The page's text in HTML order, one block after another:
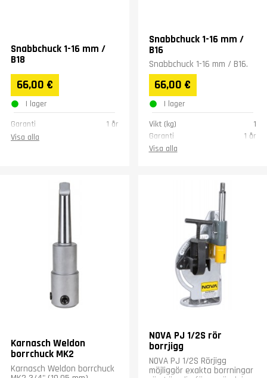
Snabbchuck 1-16 mm /
B18
66,00 €
I lager
Garanti
1 år
Visa alla
Snabbchuck 1-16 mm /
B16
Snabbchuck 1-16 mm / B16.
66,00 €
I lager
Vikt (kg)
1
Garanti
1 år
Visa alla
Karnasch Weldon
borrchuck MK2
Karnasch Weldon borrchuck
NOVA PJ 1/2S rör
borrjigg
NOVA PJ 1/2S Rörjigg
möjliggör exakta borrningar